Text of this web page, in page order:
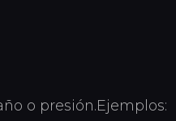
o presión.Ejemplos: